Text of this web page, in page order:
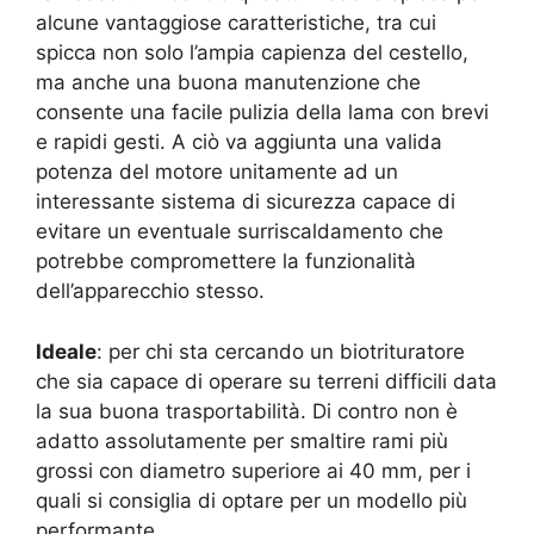
alcune vantaggiose caratteristiche, tra cui
spicca non solo l’ampia capienza del cestello,
ma anche una buona manutenzione che
consente una facile pulizia della lama con brevi
e rapidi gesti. A ciò va aggiunta una valida
potenza del motore unitamente ad un
interessante sistema di sicurezza capace di
evitare un eventuale surriscaldamento che
potrebbe compromettere la funzionalità
dell’apparecchio stesso.
Ideale: per chi sta cercando un biotrituratore
che sia capace di operare su terreni difficili data
la sua buona trasportabilità. Di contro non è
adatto assolutamente per smaltire rami più
grossi con diametro superiore ai 40 mm, per i
quali si consiglia di optare per un modello più